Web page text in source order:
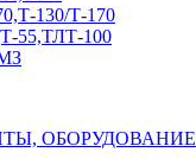
130/Т-170
55,ТЛТ-100
ОБОРУДОВАНИЕ